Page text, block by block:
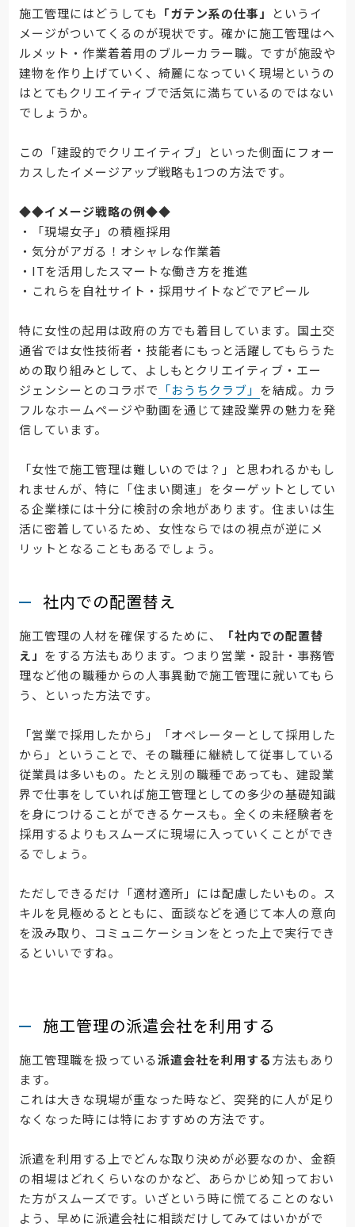
施工管理にはどうしても 「ガテン系の仕事」
というイ
メージがついてくるのが現状です。確かに施工管理はヘ
ルメット・作業着着用のブルーカラー職。ですが施設や
建物を作り上げていく、綺麗になっていく現場というの
はとてもクリエイティブで活気に満ちているのではない
でしょうか。
この「建設的でクリエイティブ」といった側面にフォー
カスしたイメージアップ戦略も1つの方法です。
◆◆イメージ戦略の例◆◆
・「現場女子」の積極採用
・気分がアガる！オシャレな作業着
・ITを活用したスマートな働き方を推進
・これらを自社サイト・採用サイトなどでアピール
特に女性の起用は政府の方でも着目しています。国土交
通省では女性技術者・技能者にもっと活躍してもらうた
めの取り組みとして、よしもとクリエイティブ・エー
ジェンシーとのコラボで 「おうちクラブ」 を結成。カラ
フルなホームページや動画を通じて建設業界の魅力を発
信しています。
「女性で施工管理は難しいのでは？」と思われるかもし
れませんが、特に「住まい関連」をターゲットとしてい
る企業様には十分に検討の余地があります。住まいは生
活に密着しているため、女性ならではの視点が逆にメ
リットとなることもあるでしょう。
社内での配置替え
施工管理の人材を確保するために、
「社内での配置替
え」 をする方法もあります。つまり営業・設計・事務管
理など他の職種からの人事異動で施工管理に就いてもら
う、といった方法です。
「営業で採用したから」「オペレーターとして採用した
から」ということで、その職種に継続して従事している
従業員は多いもの。たとえ別の職種であっても、建設業
界で仕事をしていれば施工管理としての多少の基礎知識
を身につけることができるケースも。全くの未経験者を
採用するよりもスムーズに現場に入っていくことができ
るでしょう。
ただしできるだけ「適材適所」には配慮したいもの。ス
キルを見極めるとともに、面談などを通じて本人の意向
を汲み取り、コミュニケーションをとった上で実行でき
るといいですね。
施工管理の派遣会社を利用する
施工管理職を扱っている派遣会社を利用する方法もあり
ます。
これは大きな現場が重なった時など、突発的に人が足り
なくなった時には特におすすめの方法です。
派遣を利用する上でどんな取り決めが必要なのか、金額
の相場はどれくらいなのかなど、あらかじめ知っておい
た方がスムーズです。いざという時に慌てることのない
よう、早めに派遣会社に相談だけしてみてはいかがで